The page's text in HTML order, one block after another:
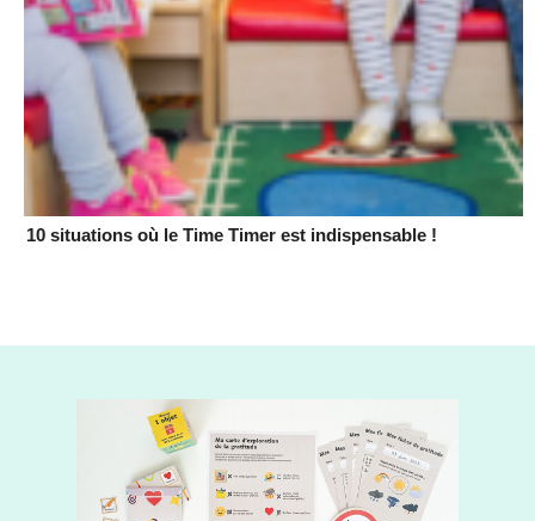
10 situations où le Time Timer est indispensable !